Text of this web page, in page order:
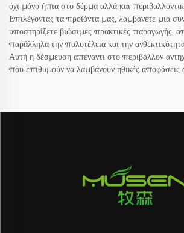
όχι μόνο ήπια στο δέρμα αλλά και
Επιλέγοντας τα προϊόντα μας, λαμβάνετε μια
υποστηρίξετε βιώσιμες πρακτικές παραγωγής,
παράλληλα την πολυτέλεια και την
Αυτή η δέσμευση απέναντι στο περιβάλλον
που επιθυμούν να λαμβάνουν ηθικές αποφάσεις